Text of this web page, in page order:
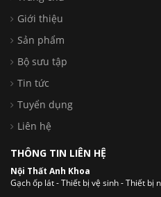
Giới thiệu
Sản phẩm
Bộ sưu tập
Tin tức
Tuyển dụng
Liên hệ
THÔNG TIN LIÊN HỆ
Nội Thất Anh Khoa
Gạch ốp lát - Thiết bị vệ sinh - Thiết bị